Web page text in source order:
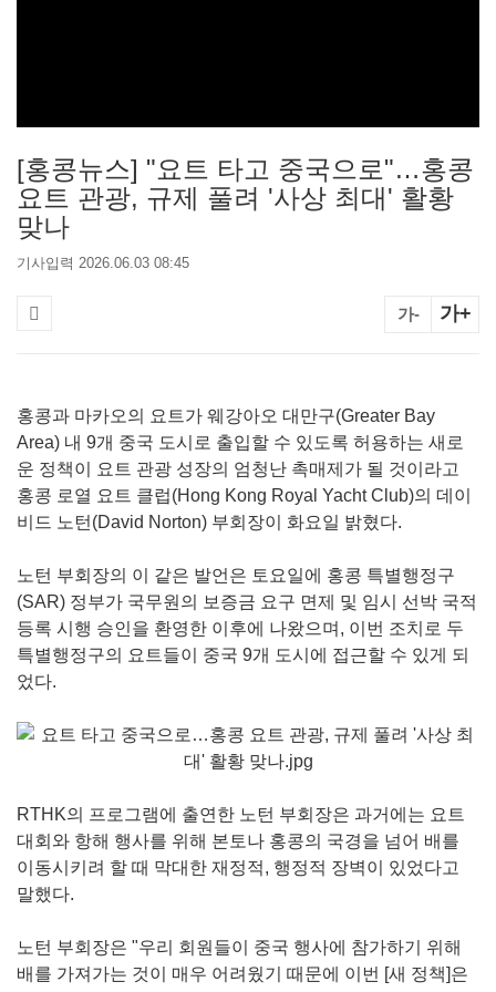
[홍콩뉴스] "요트 타고 중국으로"…홍콩
요트 관광, 규제 풀려 '사상 최대' 활황
맞나
기사입력 2026.06.03 08:45
가- 가+
홍콩과 마카오의 요트가 웨강아오 대만구(Greater Bay
Area) 내 9개 중국 도시로 출입할 수 있도록 허용하는 새로
운 정책이 요트 관광 성장의 엄청난 촉매제가 될 것이라고
홍콩 로열 요트 클럽(Hong Kong Royal Yacht Club)의 데이
비드 노턴(David Norton) 부회장이 화요일 밝혔다.
노턴 부회장의 이 같은 발언은 토요일에 홍콩 특별행정구
(SAR) 정부가 국무원의 보증금 요구 면제 및 임시 선박 국적
등록 시행 승인을 환영한 이후에 나왔으며, 이번 조치로 두
특별행정구의 요트들이 중국 9개 도시에 접근할 수 있게 되
었다.
RTHK의 프로그램에 출연한 노턴 부회장은 과거에는 요트
대회와 항해 행사를 위해 본토나 홍콩의 국경을 넘어 배를
이동시키려 할 때 막대한 재정적, 행정적 장벽이 있었다고
말했다.
노턴 부회장은 "우리 회원들이 중국 행사에 참가하기 위해
배를 가져가는 것이 매우 어려웠기 때문에 이번 [새 정책]은